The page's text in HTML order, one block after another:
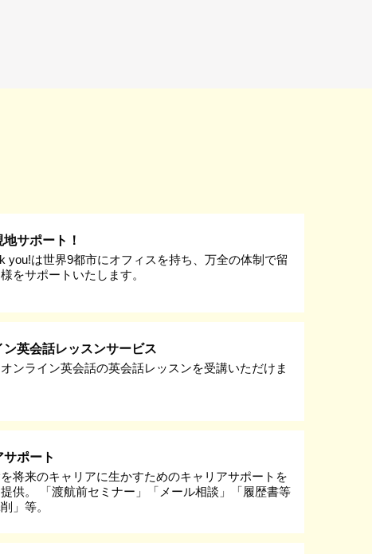
サポート！
you!は世界9都市にオフィスを持ち、万全の体制で留
をサポートいたします。
ン英会話レッスンサービス
ンライン英会話の英会話レッスンを受講いただけま
サポート
将来のキャリアに生かすためのキャリアサポートを
供。 「渡航前セミナー」「メール相談」「履歴書等
」等。